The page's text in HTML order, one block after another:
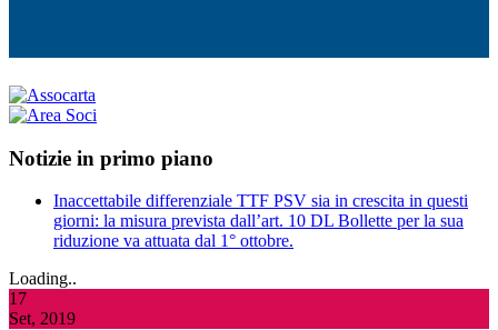
Notizie in primo piano
Inaccettabile differenziale TTF PSV sia in crescita in questi
giorni: la misura prevista dall’art. 10 DL Bollette per la sua
riduzione va attuata dal 1° ottobre.
Loading..
17
Set, 2019